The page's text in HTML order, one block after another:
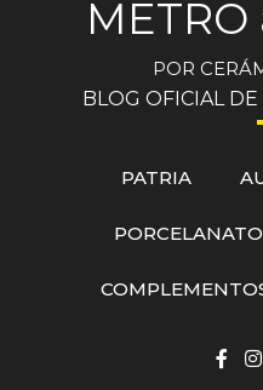
METRO
POR
BLOG OFICIAL
PATRIA
PORCELANATO